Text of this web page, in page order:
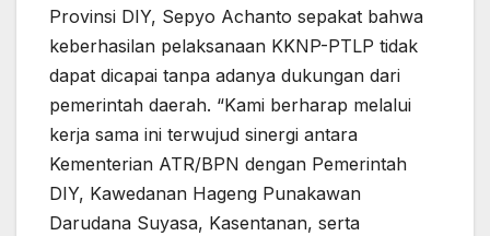
Provinsi DIY, Sepyo Achanto sepakat bahwa
keberhasilan pelaksanaan KKNP-PTLP tidak
dapat dicapai tanpa adanya dukungan dari
pemerintah daerah. “Kami berharap melalui
kerja sama ini terwujud sinergi antara
Kementerian ATR/BPN dengan Pemerintah
DIY, Kawedanan Hageng Punakawan
Darudana Suyasa, Kasentanan, serta